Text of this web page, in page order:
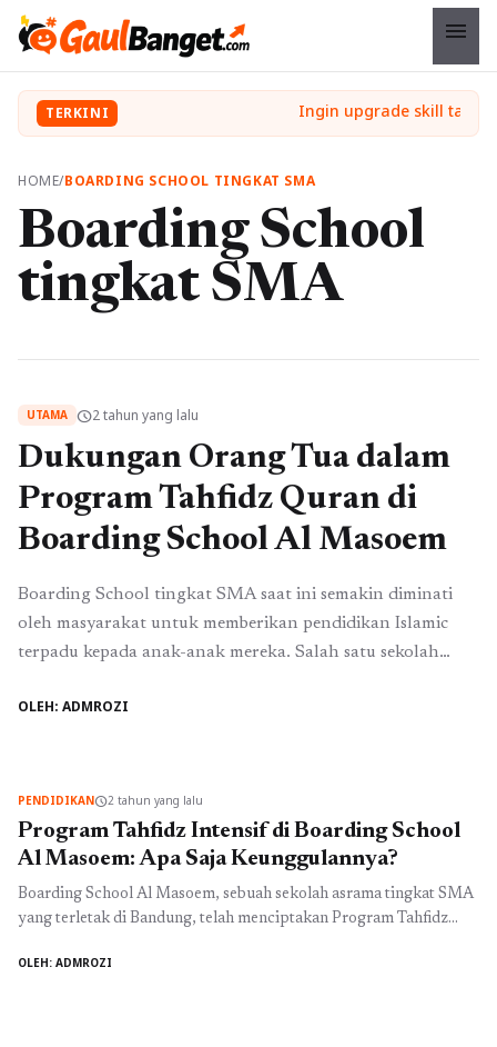
menu
TERKINI
HOME/BOARDING SCHOOL TINGKAT SMA
Boarding School
tingkat SMA
UTAMA schedule2 tahun yang lalu
Dukungan Orang Tua dalam
Program Tahfidz Quran di
Boarding School Al Masoem
Boarding School tingkat SMA saat ini semakin diminati
oleh masyarakat untuk memberikan pendidikan Islamic
terpadu kepada anak-anak mereka. Salah satu sekolah
School Al Masoem Bandung. Salah satu program
dukungan luar biasa dari para orang ...
OLEH: ADMROZI
PENDIDIKANschedule2 tahun yang lalu
Program Tahfidz Intensif di Boarding School
Al Masoem: Apa Saja Keunggulannya?
Boarding School Al Masoem, sebuah sekolah asrama tingkat SMA
yang terletak di Bandung, telah menciptakan Program Tahfidz
memberikan kesempatan kepada para siswa untuk mempelajari
OLEH: ADMROZI